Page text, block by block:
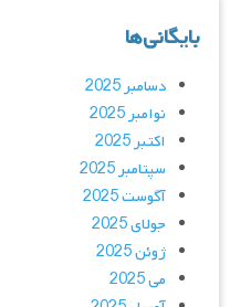
بایگانی‌ها
دسامبر 2025
نوامبر 2025
اکتبر 2025
سپتامبر 2025
آگوست 2025
جولای 2025
ژوئن 2025
می 2025